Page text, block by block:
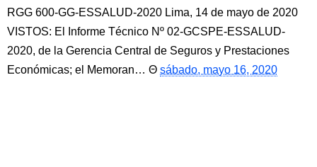
RGG 600-GG-ESSALUD-2020 Lima, 14 de mayo de 2020
VISTOS: El Informe Técnico Nº 02-GCSPE-ESSALUD-
2020, de la Gerencia Central de Seguros y Prestaciones
Económicas; el Memoran…
sábado, mayo 16, 2020